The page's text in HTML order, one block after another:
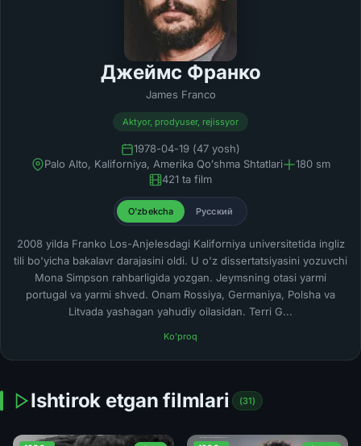
Джеймс Франко
James Franco
Aktyor, prodyuser, rejissyor
1978-04-19 (47 yosh)
Palo Alto, Kaliforniya, Amerika Qoʻshma Shtatlari
180 sm
421 ta film
O'zbekcha Русский
2008 yilda Franko Los-Anjelesdagi Kaliforniya universitetida ingliz
tili bo'yicha bakalavr darajasini oldi. U o'z dissertatsiyasini yozuvchi
Mona Simpson rahbarligida yozgan. Jeymsning otasi yarmi
portugal va yarmi shved. Onam Rossiya, Germaniya, Polsha va
Litvada yashagan yahudiy oilasidan. Terri G...
Ko'proq
Ishtirok etgan filmlari (31)